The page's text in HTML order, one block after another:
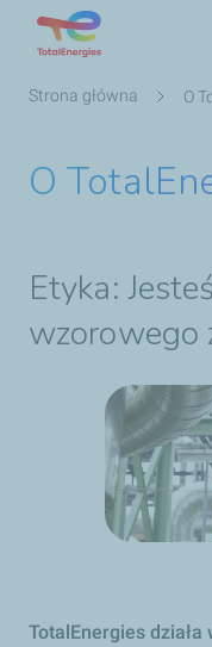
Ścieżka
Strona główna O
O
Etyka:
wzorowego
TotalEnergies